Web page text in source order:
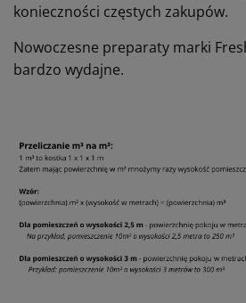
konieczności częstych zakupów.
Nowoczesne preparaty marki
bardzo wydajne.